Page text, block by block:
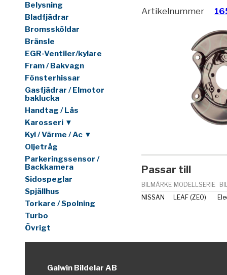
Belysning
Bladfjädrar
Bromssköldar
Bränsle
EGR-Ventiler/kylare
Fram / Bakvagn
Fönsterhissar
Gasfjädrar / Elmotor
baklucka
Handtag / Lås
Karosseri ▼
Kyl / Värme / Ac ▼
Oljetråg
Parkeringssensor /
Backkamera
Sidospeglar
Spjällhus
Torkare / Spolning
Turbo
Övrigt
Artikelnummer
Passar till
BILMÄRKE MODELLSERIE
NISSAN
LEAF (ZE0)
Galwin Bildelar AB